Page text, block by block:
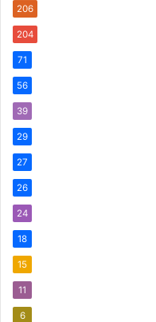
206
204
71
56
39
29
27
26
24
18
15
11
6